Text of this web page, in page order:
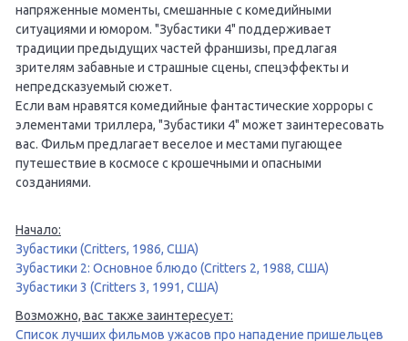
напряженные моменты, смешанные с комедийными
ситуациями и юмором. "Зубастики 4" поддерживает
традиции предыдущих частей франшизы, предлагая
зрителям забавные и страшные сцены, спецэффекты и
непредсказуемый сюжет.
Если вам нравятся комедийные фантастические хорроры с
элементами триллера, "Зубастики 4" может заинтересовать
вас. Фильм предлагает веселое и местами пугающее
путешествие в космосе с крошечными и опасными
созданиями.
Начало:
Зубастики (Critters, 1986, США)
Зубастики 2: Основное блюдо (Critters 2, 1988, США)
Зубастики 3 (Critters 3, 1991, США)
Возможно, вас также заинтересует:
Список лучших фильмов ужасов про нападение пришельцев